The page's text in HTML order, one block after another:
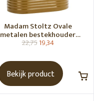
Madam Stoltz Ovale
metalen bestekhouder
Tapenade
22,7519,34
Bekijk product